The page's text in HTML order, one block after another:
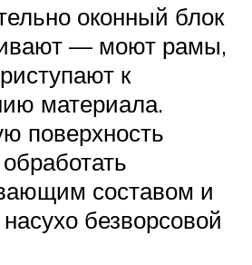
оконный блок
— моют рамы,
к
материала.
поверхность
составом и
безворсовой